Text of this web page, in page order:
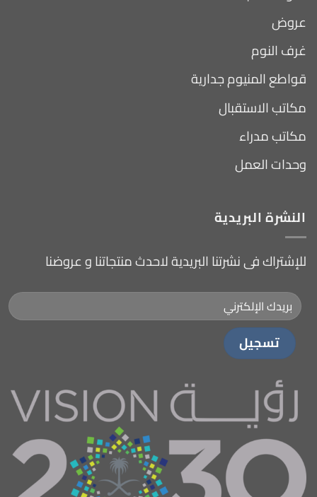
عروض
غرف النوم
قواطع المنيوم جدارية
مكاتب الاستقبال
مكاتب مدراء
وحدات العمل
النشرة البريدية
للإشتراك فى نشرتنا البريدية لاحدث منتجاتنا و عروضنا